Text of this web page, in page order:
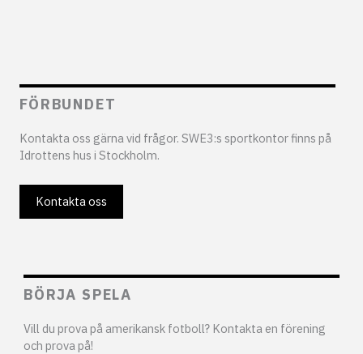
FÖRBUNDET
Kontakta oss gärna vid frågor. SWE3:s sportkontor finns på
Idrottens hus i Stockholm.
Kontakta oss
BÖRJA SPELA
Vill du prova på amerikansk fotboll? Kontakta en förening
och prova på!